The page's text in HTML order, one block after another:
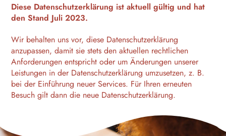
Diese Datenschutzerklärung ist aktuell gültig und hat
den Stand Juli 2023.
Wir behalten uns vor, diese Datenschutzerklärung
anzupassen, damit sie stets den aktuellen rechtlichen
Anforderungen entspricht oder um Änderungen unserer
Leistungen in der Datenschutzerklärung umzusetzen, z. B.
bei der Einführung neuer Services. Für Ihren erneuten
Besuch gilt dann die neue Datenschutzerklärung.